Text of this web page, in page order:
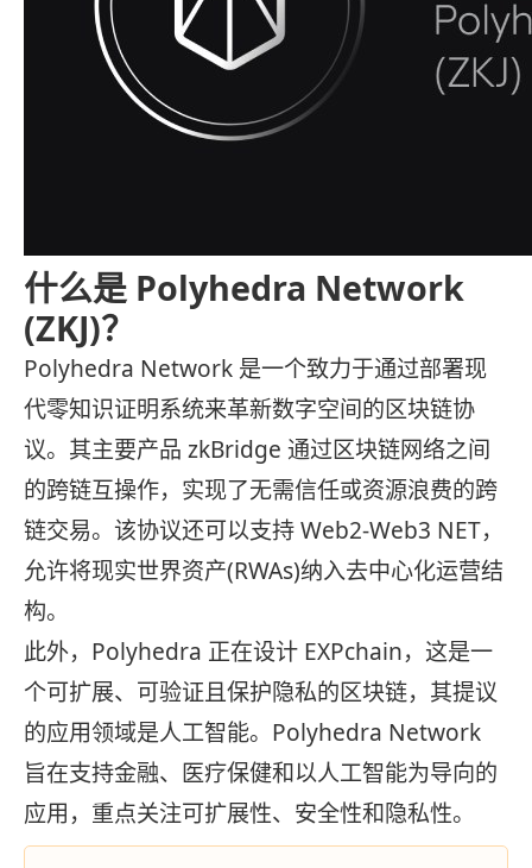
什么是 Polyhedra Network
(ZKJ)？
Polyhedra Network 是一个致力于通过部署现
代零知识证明系统来革新数字空间的区块链协
议。其主要产品 zkBridge 通过区块链网络之间
的跨链互操作，实现了无需信任或资源浪费的跨
链交易。该协议还可以支持 Web2-Web3 NET，
允许将现实世界资产(RWAs)纳入去中心化运营结
构。
此外，Polyhedra 正在设计 EXPchain，这是一
个可扩展、可验证且保护隐私的区块链，其提议
的应用领域是人工智能。Polyhedra Network
旨在支持金融、医疗保健和以人工智能为导向的
应用，重点关注可扩展性、安全性和隐私性。